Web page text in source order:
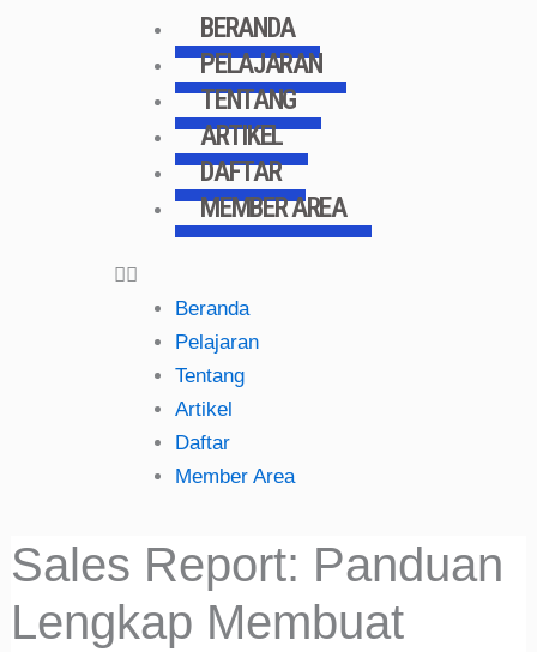
BERANDA
PELAJARAN
TENTANG
ARTIKEL
DAFTAR
MEMBER AREA
Beranda
Pelajaran
Tentang
Artikel
Daftar
Member Area
Sales Report: Panduan
Lengkap Membuat